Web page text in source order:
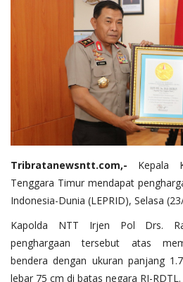
Link Polda NTT
Tribratanewsntt.com,- Kepala
Tenggara Timur mendapat
Indonesia-Dunia (LEPRID), Selasa
Kapolda NTT Irjen Pol Drs.
penghargaan tersebut atas
bendera dengan ukuran panjang
lebar 75 cm di batas negara RI-RDTL.